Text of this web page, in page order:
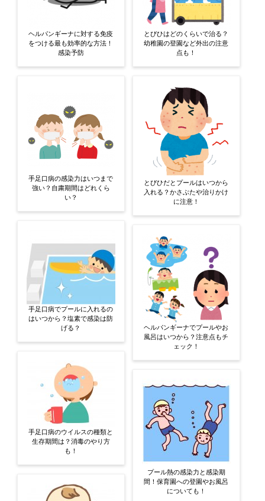
ヘルパンギーナに対する免疫
をつける最も効率的な方法！
感染予防
手足口病の感染力はいつまで
強い？自粛期間はどれくら
い？
手足口病でプールに入れるの
はいつから？塩素で感染は防
げる？
手足口病のウイルスの種類と
生存期間は？消毒のやり方
も！
とびひはどのくらいで治る？
幼稚園の登園など外出の注意
点も！
とびひだとプールはいつから
入れる？かさぶたや治りかけ
に注意！
ヘルパンギーナでプールやお
風呂はいつから？注意点もチ
ェック！
プール熱の感染力と感染期
間！保育園への登園やお風呂
についても！